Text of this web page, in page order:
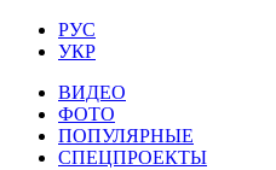
РУС
УКР
ВИДЕО
ФОТО
ПОПУЛЯРНЫЕ
СПЕЦПРОЕКТЫ